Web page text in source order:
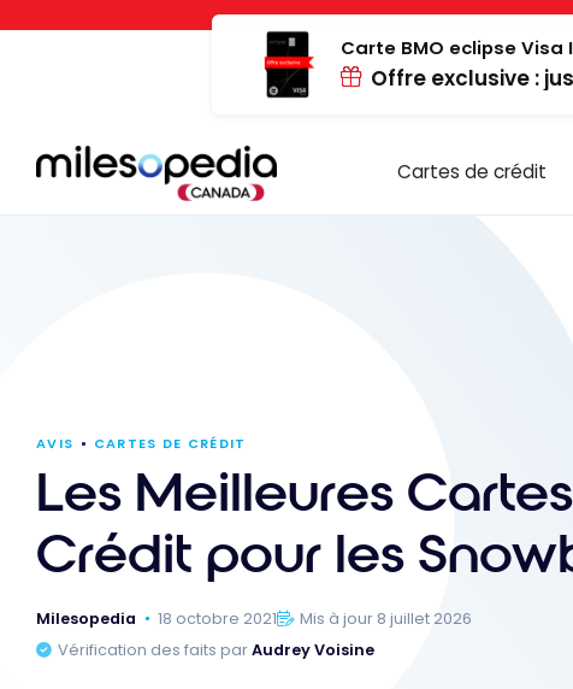
Panneau de gestion des cookies
Carte BMO eclipse Visa
Offre exclusive :
Cartes de crédit
AVIS CARTES DE CRÉDIT
Les Meilleures
Crédit pour les
Milesopedia 18 octobre 2021
Mis à jour 8 juillet 2026
Vérification des faits parAudrey Voisine